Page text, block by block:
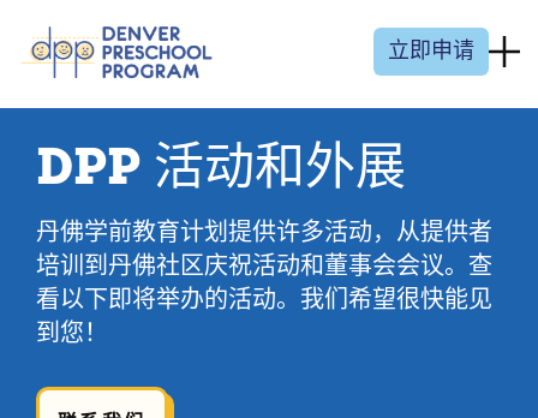
立即申请
DPP 活动和外展
丹佛学前教育计划提供许多活动，从提供者
培训到丹佛社区庆祝活动和董事会会议。查
看以下即将举办的活动。我们希望很快能见
到您！